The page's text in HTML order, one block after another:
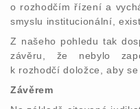
o rozhodčím řízení a
smyslu institucionální,
Z našeho pohledu tak
závěru, že nebylo
k rozhodčí doložce, aby
Závěrem